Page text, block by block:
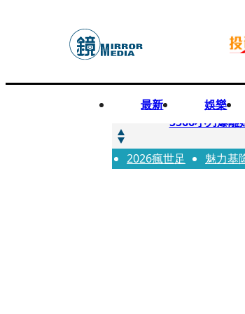
最新 娛樂
快訊
5566小刀爆離
快訊
徐莉玲喪子劇
2026瘋世足 魅力基